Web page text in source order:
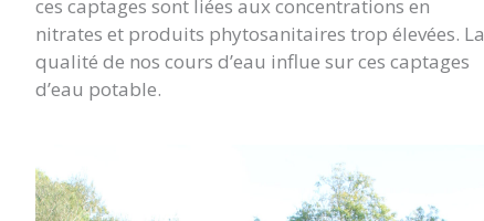
ces captages sont liées aux concentrations en
nitrates et produits phytosanitaires trop élevées. La
qualité de nos cours d’eau influe sur ces captages
d’eau potable.